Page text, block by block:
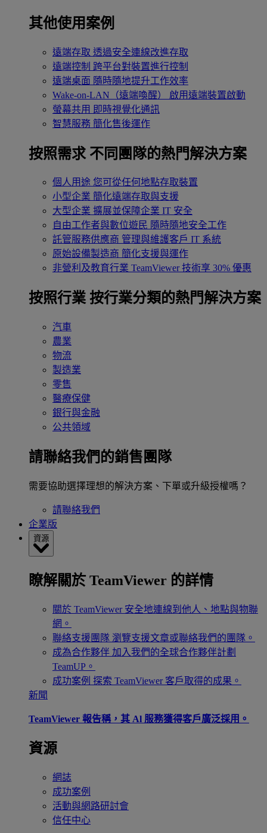
其他使用案例
遠端存取 透過安全連線改進存取
遠端控制 跨平台對裝置進行控制
遠端桌面 隨時隨地提升工作效率
Wake-on-LAN（遠端喚醒）
啟用遠端裝置啟動
螢幕共用 即時視覺化通訊
智慧服務 簡化售後運作
按照需求 不同團隊的熱門解決方案
個人用途 您可從任何地點存取裝置
小型企業 簡化遠端存取與支援
大型企業 擴展並保障企業 IT 安全
自由工作者與數位遊民 隨時隨地安全工作
託管服務供應商 管理與維護客戶 IT 系統
原始設備製造商 簡化支援與運作
非營利及教育行業 TeamViewer 技術享 30% 優惠
按照行業 按行業分類的熱門解決方案
汽車
農業
物流
製造業
零售
醫療保健
銀行與金融
公共領域
請聯絡我們的銷售團隊
需要協助選擇理想的解決方案、下單或升級授權嗎？
請聯絡我們
企業版
資源
瞭解關於 TeamViewer 的詳情
關於 TeamViewer 安全地連線到他人、地點與物聯
網。
聯絡支援團隊 瀏覽支援文章或聯絡我們的團隊。
成為合作夥伴 加入我們的全球合作夥伴計劃
TeamUP。
成功案例 探索 TeamViewer 客戶取得的成果。
新聞
TeamViewer 報告稱，其 Al 服務獲得客戶廣泛採用。
資源
網誌
成功案例
活動與網路研討會
信任中心